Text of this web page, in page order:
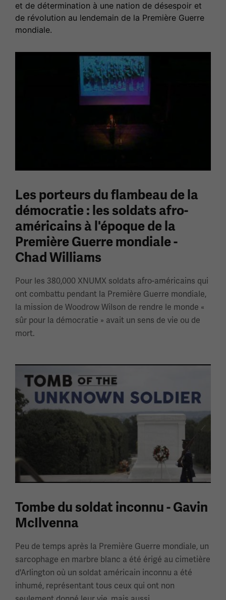
et de détermination à une nation de désespoir et
de révolution au lendemain de la Première Guerre
mondiale.
Les porteurs du flambeau de la
démocratie : les soldats afro-
américains à l'époque de la
Première Guerre mondiale -
Chad Williams
Pour les 380,000 XNUMX soldats afro-américains qui
ont combattu pendant la Première Guerre mondiale,
la mission de Woodrow Wilson de rendre le monde «
sûr pour la démocratie » avait un sens de vie ou de
mort.
Tombe du soldat inconnu - Gavin
McIlvenna
Peu de temps après la Première Guerre mondiale, un
sarcophage en marbre blanc a été érigé au cimetière
d'Arlington où un soldat américain inconnu a été
inhumé, représentant tous ceux qui ont non